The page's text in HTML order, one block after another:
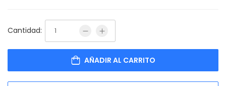
Cantidad:
AÑADIR AL CARRITO